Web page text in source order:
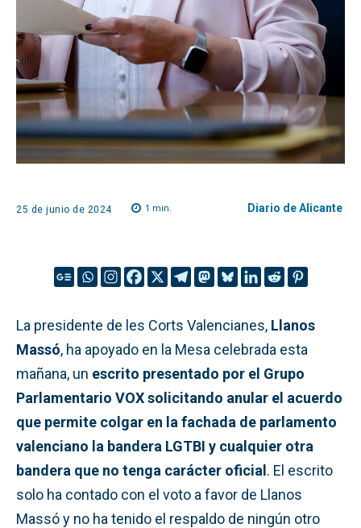
25 de junio de 2024 1 min. Diario de Alicante
La presidente de les Corts Valencianes, Llanos
Massó, ha apoyado en la Mesa celebrada esta
mañana, un escrito presentado por el Grupo
Parlamentario VOX solicitando anular el acuerdo
que permite colgar en la fachada de parlamento
valenciano la bandera LGTBI y cualquier otra
bandera que no tenga carácter oficial. El escrito
solo ha contado con el voto a favor de Llanos
Massó y no ha tenido el respaldo de ningún otro